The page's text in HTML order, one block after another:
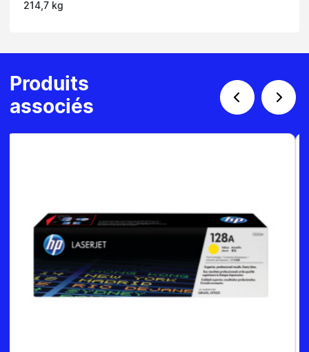
214,7 kg
Produits
associés